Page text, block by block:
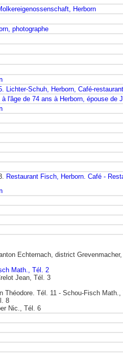
Herborn
photographe
Lichter-Schuh, Herborn, Café-
l'âge de 74 ans à Herborn, épouse de
Restaurant Fisch, Herborn. Café -
Echternach, district
Math., Tél. 2
Jean, Tél. 3
Théodore. Tél. 11 - Schou-Fisch Math.,
8
Nic., Tél. 6